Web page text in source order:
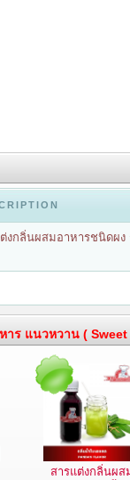
ต่งกลิ่นผสมอาหารชนิดผ
าร แนวหวาน (
สารแต่งกลิ่นผส